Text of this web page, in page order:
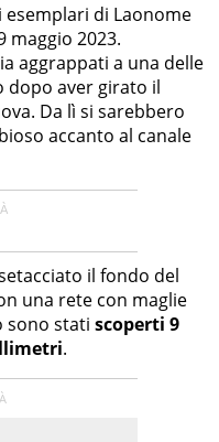
esemplari di Laonome
2023.
aggrappati a una delle
dopo aver girato il
Da lì si sarebbero
accanto al canale
il fondo del
una rete con maglie
sono stati scoperti 9
.